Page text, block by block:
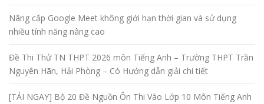
Nâng cấp Google Meet không giới hạn thời gian và sử dụng
nhiều tính năng nâng cao
Đề Thi Thử TN THPT 2026 môn Tiếng Anh – Trường THPT Trần
Nguyên Hãn, Hải Phòng – Có Hướng dẫn giải chi tiết
[TẢI NGAY] Bộ 20 Đề Nguồn Ôn Thi Vào Lớp 10 Môn Tiếng Anh